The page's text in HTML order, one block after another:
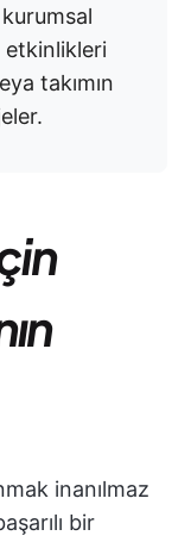
etkinlikleri
takımın
inanılmaz
bir